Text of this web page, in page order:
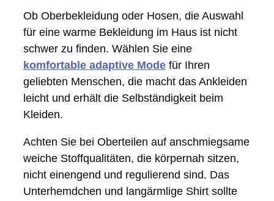
Ob Oberbekleidung oder Hosen, die Auswahl
für eine warme Bekleidung im Haus ist nicht
schwer zu finden. Wählen Sie eine
komfortable adaptive Mode für Ihren
geliebten Menschen, die macht das Ankleiden
leicht und erhält die Selbständigkeit beim
Kleiden.
Achten Sie bei Oberteilen auf anschmiegsame
weiche Stoffqualitäten, die körpernah sitzen,
nicht einengend und regulierend sind. Das
Unterhemdchen und langärmlige Shirt sollte